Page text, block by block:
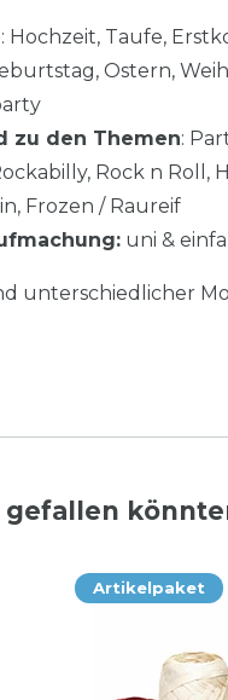
: Hochzeit, Taufe,
Ostern,
zu den Themen:
Rock n Roll,
Frozen / Raureif
uni &
unterschiedlicher
gefallen
Artikelpaket